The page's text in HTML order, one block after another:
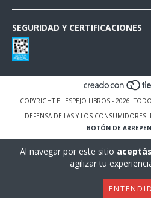
Al navegar por este sitio
agilizar tu
SEGURIDAD Y CERTIFICACIONES
COPYRIGHT EL ESPEJO LIBROS - 2026.
DEFENSA DE LAS Y LOS CONSUMIDORES.
BOTÓN DE